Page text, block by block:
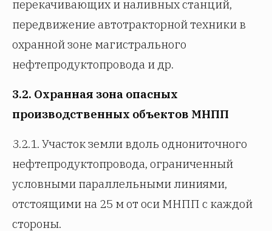
перекачивающих и наливных станций,
передвижение автотракторной техники в
охранной зоне магистрального
нефтепродуктопровода и др.
3.2. Охранная зона опасных
производственных объектов МНПП
3.2.1. Участок земли вдоль однониточного
нефтепродуктопровода, ограниченный
условными параллельными линиями,
отстоящими на 25 м от оси МНПП с каждой
стороны.